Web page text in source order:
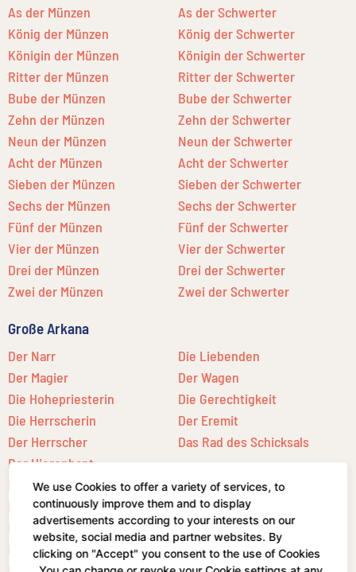
As der Münzen
König der Münzen
Königin der Münzen
Ritter der Münzen
Bube der Münzen
Zehn der Münzen
Neun der Münzen
Acht der Münzen
Sieben der Münzen
Sechs der Münzen
Fünf der Münzen
Vier der Münzen
Drei der Münzen
Zwei der Münzen
As der Schwerter
König der Schwerter
Königin der Schwerter
Ritter der Schwerter
Bube der Schwerter
Zehn der Schwerter
Neun der Schwerter
Acht der Schwerter
Sieben der Schwerter
Sechs der Schwerter
Fünf der Schwerter
Vier der Schwerter
Drei der Schwerter
Zwei der Schwerter
Große Arkana
Der Narr
Der Magier
Die Hohepriesterin
Die Herrscherin
Der Herrscher
Der Hierophant
Die Liebenden
Der Wagen
Die Gerechtigkeit
Der Eremit
Das Rad des Schicksals
Die Kraft
Der Gehängte
Der Tod
Die Mäßigkeit
Der Stern
Der Mond
Die Sonne
Das Gericht
We use Cookies to offer a variety of services, to
continuously improve them and to display
advertisements according to your interests on our
website, social media and partner websites. By
clicking on "Accept" you consent to the use of Cookies